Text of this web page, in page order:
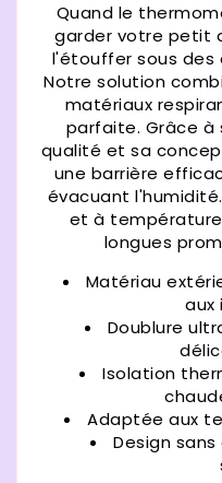
Quand le
garder votre petit
l'étouffer sous des
Notre solution
matériaux
parfaite. Grâce à
qualité et sa
une barrière
évacuant
et à
longues
Matériau
aux
Doublure
Isolation
Adaptée aux
Design